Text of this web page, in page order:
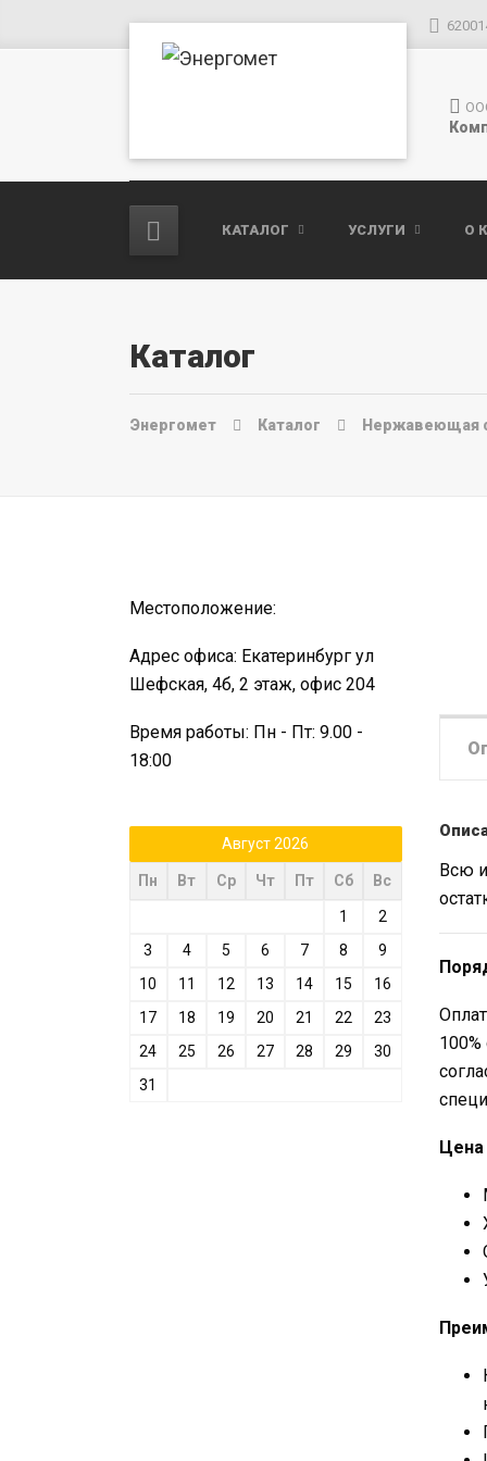
КАТАЛОГ УСЛУГИ О
Каталог
Энергомет Каталог Нержавеющая
Всю
Цена
Местоположение:
Адрес офиса: Екатеринбург ул
Шефская, 4б, 2 этаж, офис 204
Время работы: Пн - Пт: 9.00 -
18:00
Август 2026
Пн Вт Ср Чт Пт Сб Вс
1
2
3
4 5 6 7 8
9
10
11 12 13 14 15
16
17
18 19 20 21 22
23
24
25 26 27 28 29
30
31